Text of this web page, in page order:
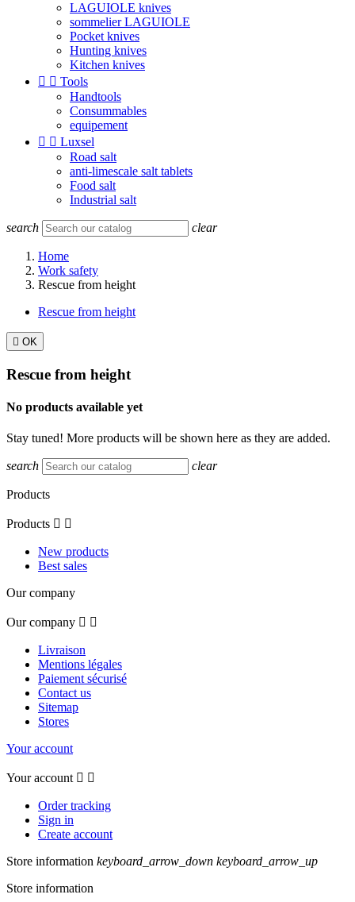
LAGUIOLE knives
sommelier LAGUIOLE
Pocket knives
Hunting knives
Kitchen knives
  Tools
Handtools
Consummables
equipement
  Luxsel
Road salt
anti-limescale salt tablets
Food salt
Industrial salt
search clear
Home
Work safety
Rescue from height
Rescue from height
 OK
Rescue from height
No products available yet
Stay tuned! More products will be shown here as they are added.
search clear
Products
Products  
New products
Best sales
Our company
Our company  
Livraison
Mentions légales
Paiement sécurisé
Contact us
Sitemap
Stores
Your account
Your account  
Order tracking
Sign in
Create account
Store information keyboard_arrow_down keyboard_arrow_up
Store information